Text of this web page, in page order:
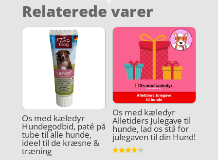
Relaterede varer
Os med kæledyr
Hundegodbid, paté på
tube til alle hunde,
ideel til de kræsne &
træning
Os med kæledyr
Alletiders Julegave til
hunde, lad os stå for
julegaven til din Hund!